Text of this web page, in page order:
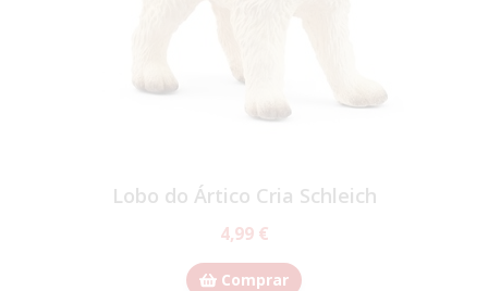
Lobo do Ártico Cria Schleich
4,99 €
Comprar